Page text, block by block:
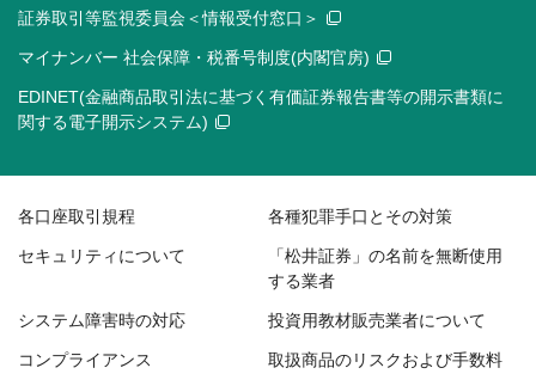
証券取引等監視委員会＜情報受付窓口＞
マイナンバー 社会保障・税番号制度(内閣官房)
EDINET(金融商品取引法に基づく有価証券報告書等の開示書類に
関する電子開示システム)
各口座取引規程 各種犯罪手口とその対策
セキュリティについて
「松井証券」の名前を無断使用
する業者
システム障害時の対応 投資用教材販売業者について
コンプライアンス
取扱商品のリスクおよび手数料